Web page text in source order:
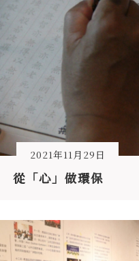
2021年11月29日
從「心」做環保